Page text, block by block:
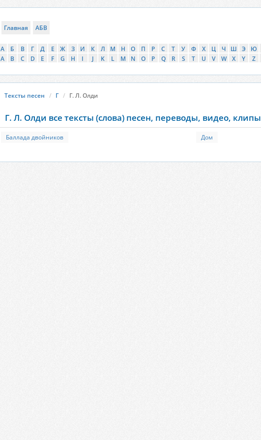
Главная АБВ
А Б В Г Д Е Ж З И К Л М Н О П Р С Т У Ф Х Ц Ч Ш Э Ю
A
B C D E F G H I J K L M N O P Q R S T U V W X Y Z
Тексты песен Г Г. Л. Олди
Г. Л. Олди все тексты (слова) песен, переводы, видео, клипы
Баллада двойников Дом